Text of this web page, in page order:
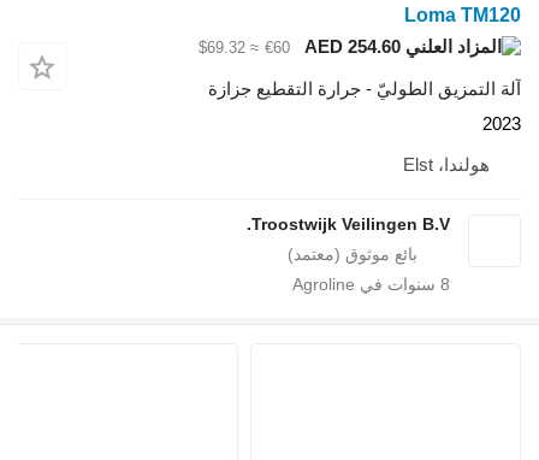
Loma
AED 254.60
€60
≈ $69.32
الطوليّ - جرارة التقطيع جزازة
Troostwijk Veilingen B.V.
سنوات في Agroline